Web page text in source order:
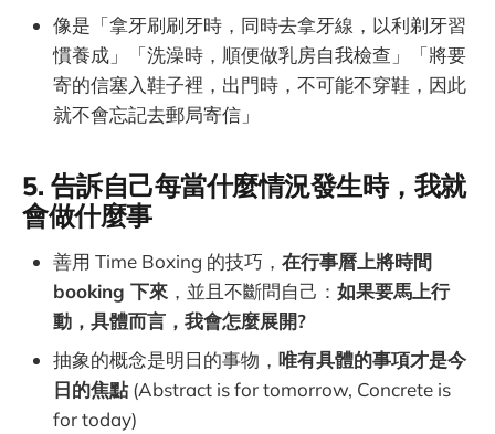
像是「拿牙刷刷牙時，同時去拿牙線，以利剃牙習
慣養成」「洗澡時，順便做乳房自我檢查」「將要
寄的信塞入鞋子裡，出門時，不可能不穿鞋，因此
就不會忘記去郵局寄信」
5. 告訴自己每當什麼情況發生時，我就
會做什麼事
善用 Time Boxing 的技巧， 在行事曆上將時間
booking 下來 ，並且不斷問自己： 如果要馬上行
動，具體而言，我會怎麼展開?
抽象的概念是明日的事物， 唯有具體的事項才是今
日的焦點 (Abstract is for tomorrow, Concrete is
for today)